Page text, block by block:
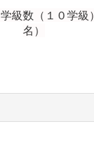
級数（１０学級
名）